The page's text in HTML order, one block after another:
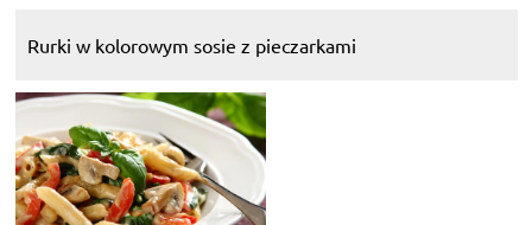
Rurki w kolorowym sosie z pieczarkami